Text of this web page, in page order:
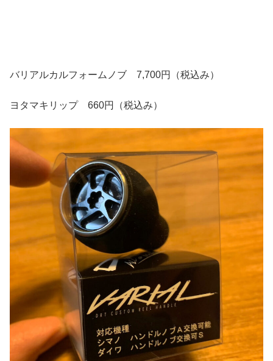
バリアルカルフォームノブ 7,700円（税込み）
ヨタマキリップ 660円（税込み）